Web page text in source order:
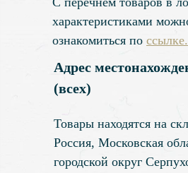
характеристиками
ознакомиться по ссылке.
Адрес
(всех)
Товары находятся на
Россия, Московская
городской округ